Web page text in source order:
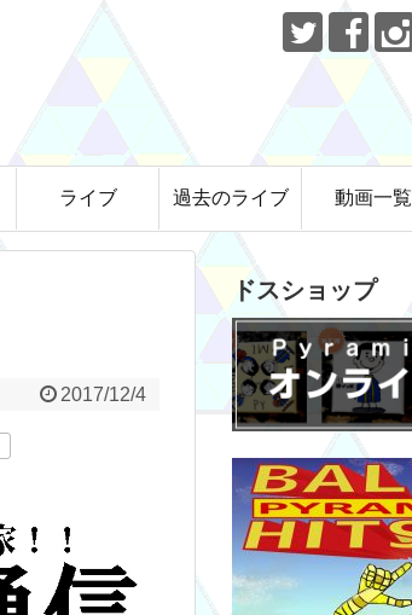
ライブ 過去のライブ 動画一覧
2017/12/4
ドスショップ